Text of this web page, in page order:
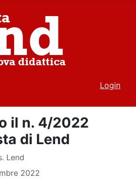
Login
il n. 4/2022
di Lend
Lend
2022